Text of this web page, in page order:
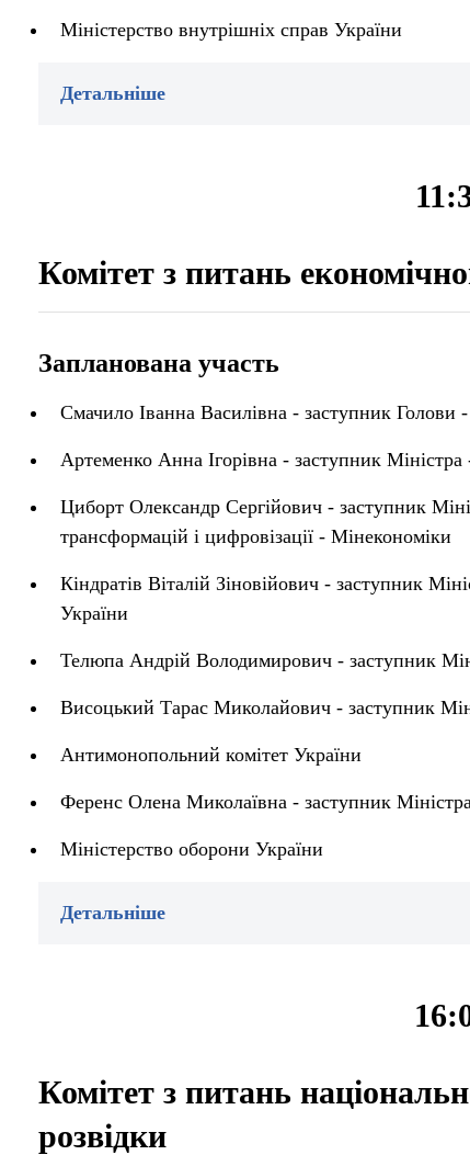
Міністерство внутрішніх справ України
Детальніше
Комітет з питань
Запланована участь
Смачило Іванна Василівна - заступник
Артеменко Анна Ігорівна - заступник
Циборт Олександр Сергійович - заступник
трансформацій і цифровізації - Мінекономіки
Кіндратів Віталій Зіновійович - заступник
України
Телюпа Андрій Володимирович - заступник
Висоцький Тарас Миколайович - заступник
Антимонопольний комітет України
Ференс Олена Миколаївна - заступник
Міністерство оборони України
Детальніше
Комітет з питань
розвідки